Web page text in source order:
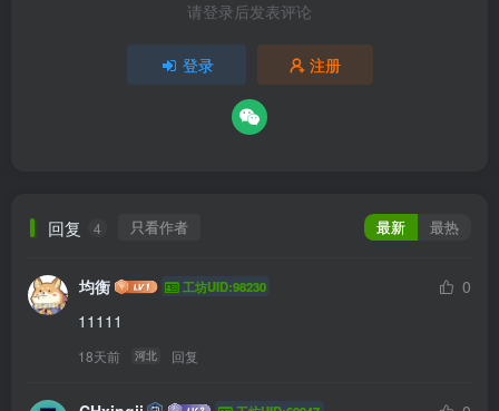
请登录后发表评论
登录 注册
回复 4 只看作者 最新 最热
均衡 工坊UID:98230
0
11111
18天前 河北 回复